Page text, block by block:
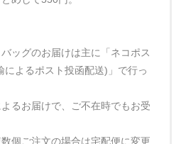
ッグのお届けは主に「ネコポス
によるポスト投函配送)」で行っ
るお届けで、ご不在時でもお受
個ご注文の場合は宅配便に変更